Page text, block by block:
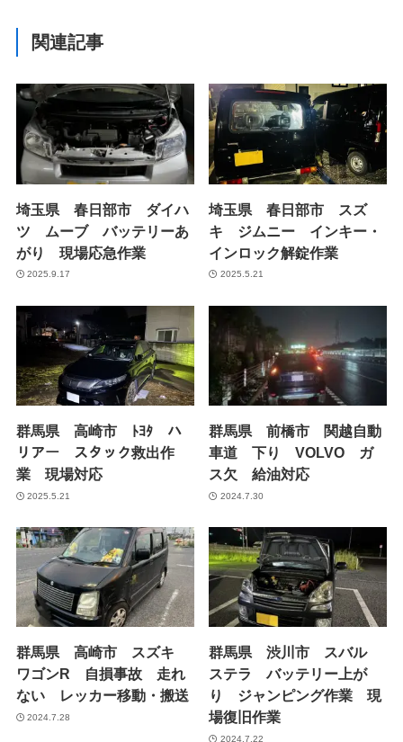
関連記事
埼玉県 春日部市 ダイハ
ツ ムーブ バッテリーあ
がり 現場応急作業
2025.9.17
埼玉県 春日部市 スズ
キ ジムニー インキー・
インロック解錠作業
2025.5.21
群馬県 高崎市 ﾄﾖﾀ ハ
リアー スタック救出作
業 現場対応
2025.5.21
群馬県 前橋市 関越自動
車道 下り VOLVO ガ
ス欠 給油対応
2024.7.30
群馬県 高崎市 スズキ
ワゴンR 自損事故 走れ
ない レッカー移動・搬送
2024.7.28
群馬県 渋川市 スバル
ステラ バッテリー上が
り ジャンピング作業 現
場復旧作業
2024.7.22